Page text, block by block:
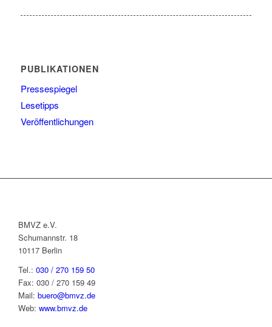
PUBLIKATIONEN
Pressespiegel
Lesetipps
Veröffentlichungen
BMVZ e.V.
Schumannstr. 18
10117 Berlin
Tel.: 030 / 270 159 50
Fax: 030 / 270 159 49
Mail: buero@bmvz.de
Web: www.bmvz.de